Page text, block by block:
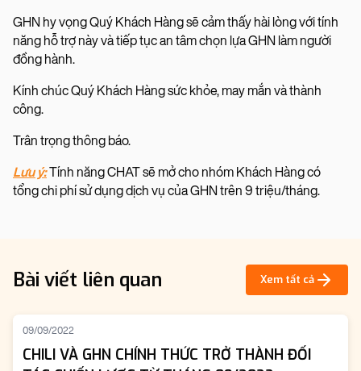
GHN hy vọng Quý Khách Hàng sẽ cảm thấy hài lòng với tính
năng hỗ trợ này và tiếp tục an tâm chọn lựa GHN làm người
đồng hành.
Kính chúc Quý Khách Hàng sức khỏe, may mắn và thành
công.
Trân trọng thông báo.
Lưu ý:Tính năng CHAT sẽ mở cho nhóm Khách Hàng có
tổng chi phí sử dụng dịch vụ của GHN trên 9 triệu/tháng.
Bài viết liên quan Xem tất cả
09/09/2022
CHILI VÀ GHN CHÍNH THỨC TRỞ THÀNH ĐỐI